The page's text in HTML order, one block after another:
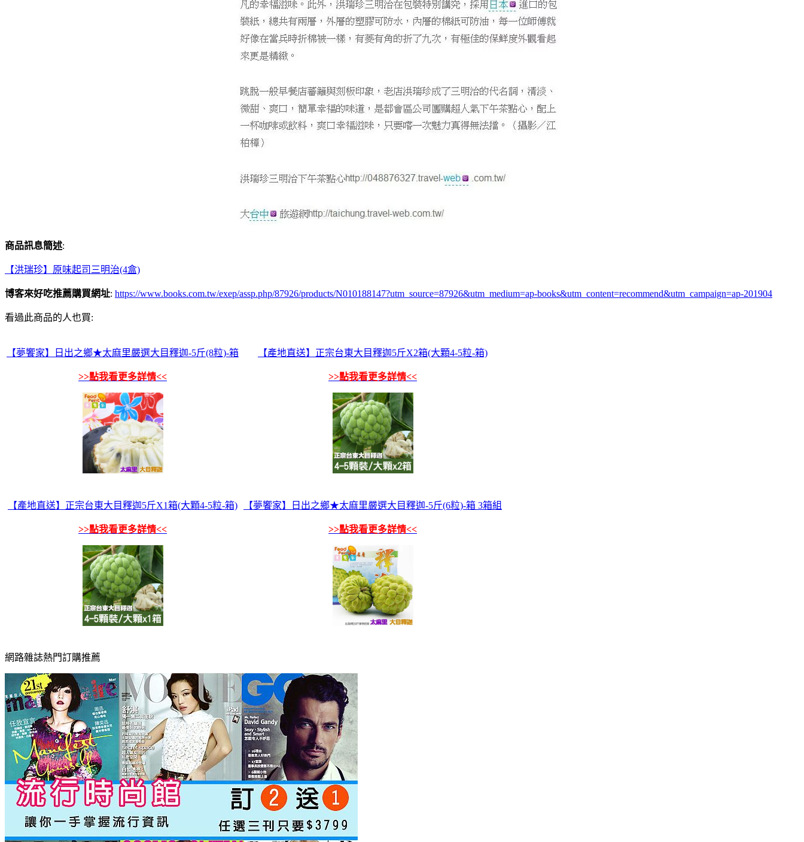
商品訊息簡述:
【洪瑞珍】原味起司三明治(4盒)
博客來好吃推薦購買網址: https://www.books.com.tw/exep/assp.php/87926/products/N010188147?utm_source=87926&utm_medium=ap-books&utm_content=recommend&utm_campaign=ap-201904
看過此商品的人也買:
【夢饗家】日出之鄉★太麻里嚴選大目釋迦-5斤(8粒)-箱
>>點我看更多詳情<<
【產地直送】正宗台東大目釋迦5斤X2箱(大顆4-5粒-箱)
>>點我看更多詳情<<
【產地直送】正宗台東大目釋迦5斤X1箱(大顆4-5粒-箱)
>>點我看更多詳情<<
【夢饗家】日出之鄉★太麻里嚴選大目釋迦-5斤(6粒)-箱 3箱組
>>點我看更多詳情<<
網路雜誌熱門訂購推薦